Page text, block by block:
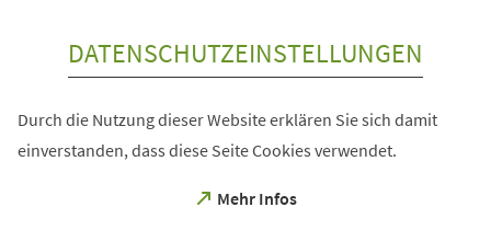
DATENSCHUTZEINSTELLUNGEN
Durch die Nutzung dieser Website erklären Sie sich damit
einverstanden, dass diese Seite Cookies verwendet.
Mehr Infos
(Öffnet